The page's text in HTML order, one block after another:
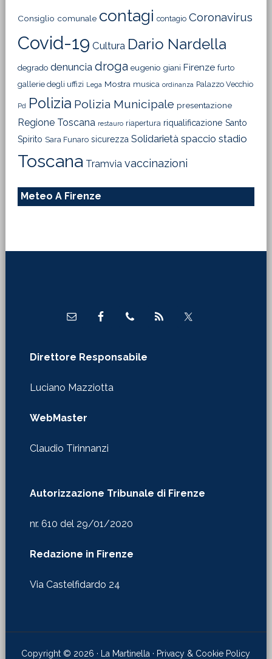
Consiglio comunale contagi contagio Coronavirus
Covid-19 Cultura Dario Nardella
degrado denuncia droga eugenio giani Firenze furto
gallerie degli uffizi Lega Mostra musica ordinanza Palazzo Vecchio
Pd Polizia Polizia Municipale presentazione
Regione Toscana restauro riapertura riqualificazione Santo
Spirito Sara Funaro sicurezza Solidarietà spaccio stadio
Toscana Tramvia vaccinazioni
Meteo A Firenze
Direttore Responsabile
Luciano Mazziotta
WebMaster
Claudio Tirinnanzi
Autorizzazione Tribunale di Firenze
nr. 610 del 29/01/2020
Redazione in Firenze
Via Castelfidardo 24
Copyright © 2026 · La Martinella · Privacy & Cookie Policy